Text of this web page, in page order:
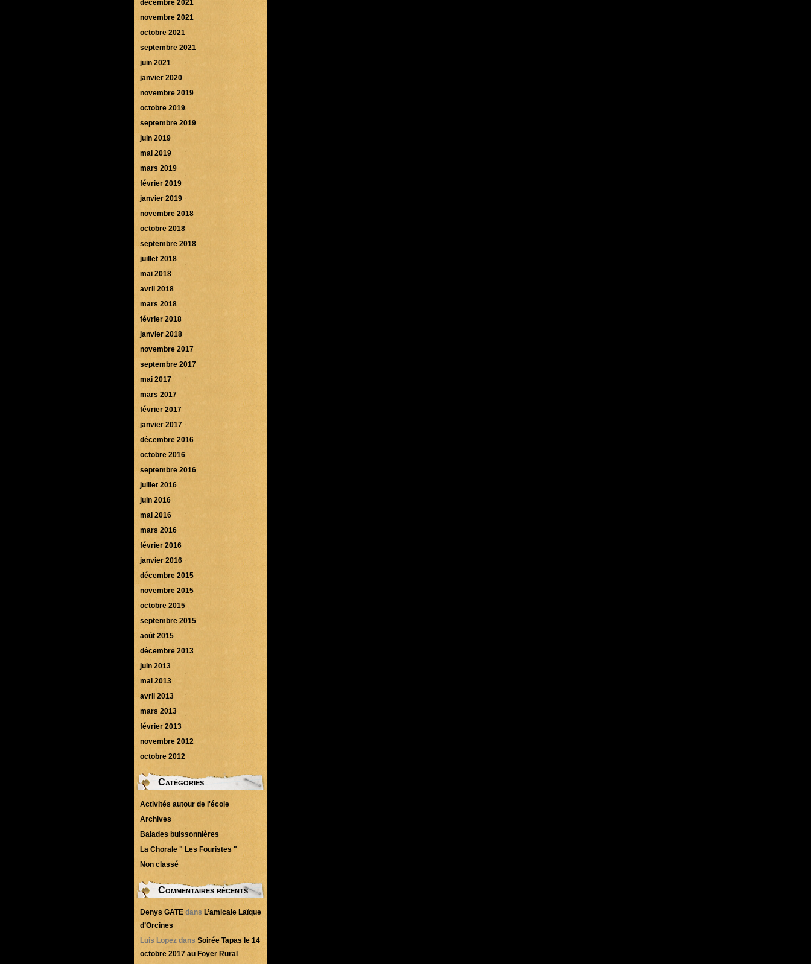
décembre 2021
novembre 2021
octobre 2021
septembre 2021
juin 2021
janvier 2020
novembre 2019
octobre 2019
septembre 2019
juin 2019
mai 2019
mars 2019
février 2019
janvier 2019
novembre 2018
octobre 2018
septembre 2018
juillet 2018
mai 2018
avril 2018
mars 2018
février 2018
janvier 2018
novembre 2017
septembre 2017
mai 2017
mars 2017
février 2017
janvier 2017
décembre 2016
octobre 2016
septembre 2016
juillet 2016
juin 2016
mai 2016
mars 2016
février 2016
janvier 2016
décembre 2015
novembre 2015
octobre 2015
septembre 2015
août 2015
décembre 2013
juin 2013
mai 2013
avril 2013
mars 2013
février 2013
novembre 2012
octobre 2012
Catégories
Activités autour de l'école
Archives
Balades buissonnières
La Chorale " Les Fouristes "
Non classé
Commentaires récents
Denys GATE dans L’amicale Laïque
d’Orcines
Luis Lopez dans Soirée Tapas le 14
octobre 2017 au Foyer Rural